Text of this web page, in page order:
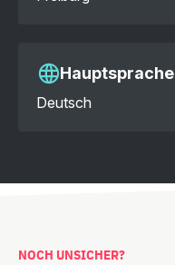
Hauptsprache
Deutsch
NOCH UNSICHER?